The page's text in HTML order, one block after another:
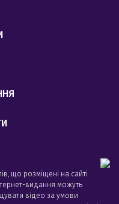
що розміщені на сайті
видання можуть
відео за умови